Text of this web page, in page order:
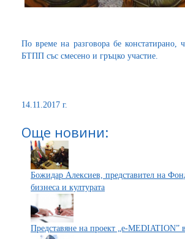
По време на разговора бе констатирано,
БТПП със смесено и гръцко участие.
14.11.2017 г.
Още новини:
Божидар Алексиев, представител на
бизнеса и културата
Представяне на проект „е-